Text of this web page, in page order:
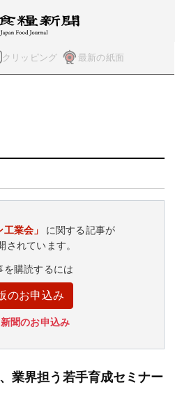
クリッピング 最新の紙面
業会」
に関する記事が
されています。
を購読するには
のお申込み
新聞のお申込み
業界担う若手育成セミナー